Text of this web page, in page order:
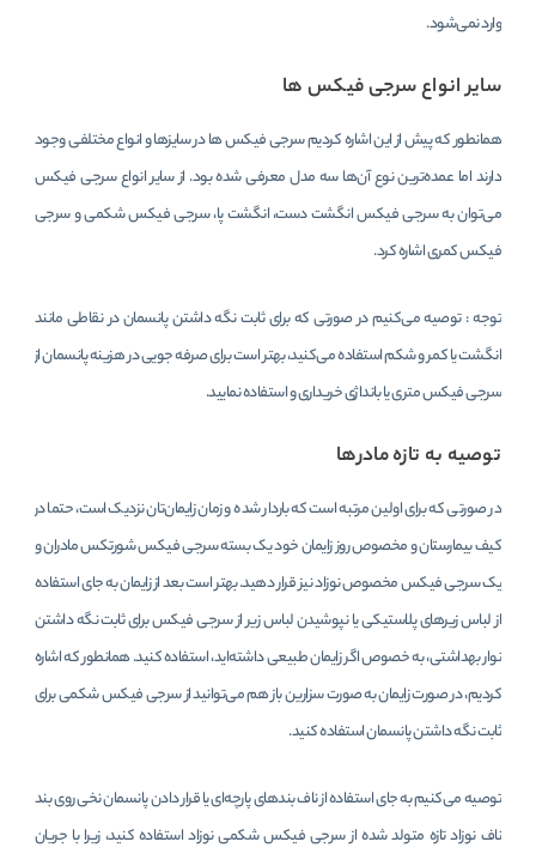
وارد نمی‌شود.
سایر انواع سرجی فیکس ها
همانطور که پیش از این اشاره کردیم سرجی فیکس‌ ها در سایزها و انواع مختلفی وجود
دارند اما عمده‌ترین نوع آن‌ها سه مدل معرفی شده بود. از سایر انواع سرجی فیکس
می‌توان به سرجی فیکس انگشت دست، انگشت پا، سرجی فیکس شکمی و سرجی
فیکس کمری اشاره کرد.
توجه : توصیه می‌کنیم در صورتی که برای ثابت نگه داشتن پانسمان در نقاطی مانند
انگشت یا کمر و شکم استفاده می‌کنید، بهتر است برای صرفه جویی در هزینه پانسمان از
سرجی فیکس متری یا بانداژی خریداری و استفاده نمایید.
توصیه به تازه مادرها
در صورتی که برای اولین مرتبه است که باردار شده و زمان زایمان‌تان نزدیک است، حتما در
کیف بیمارستان و مخصوص روز زایمان خود یک بسته سرجی فیکس شورتکس مادران و
یک سرجی فیکس مخصوص نوزاد نیز قرار دهید. بهتر است بعد از زایمان به جای استفاده
از لباس‌ زیرهای پلاستیکی یا نپوشیدن لباس زیر از سرجی فیکس برای ثابت نگه داشتن
نوار بهداشتی، به خصوص اگر زایمان طبیعی داشته‌اید، استفاده کنید. همانطور که اشاره
کردیم، در صورت زایمان به صورت سزارین باز هم می‌توانید از سرجی فیکس شکمی برای
ثابت نگه داشتن پانسمان استفاده کنید.
توصیه می‌کنیم به جای استفاده از ناف بندهای پارچه‌ای یا قرار دادن پانسمان نخی روی بند
ناف نوزاد تازه متولد شده از سرجی فیکس شکمی نوزاد استفاده کنید، زیرا با جریان